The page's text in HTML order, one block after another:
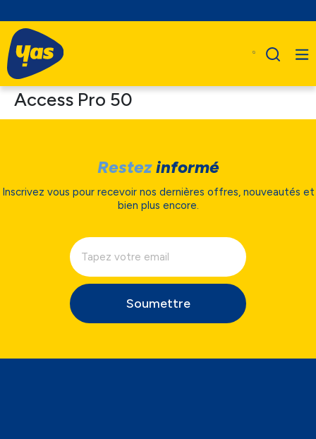
Access Pro 50
Restezinformé
Inscrivez vous pour recevoir nos dernières offres, nouveautés et
bien plus encore.
Soumettre